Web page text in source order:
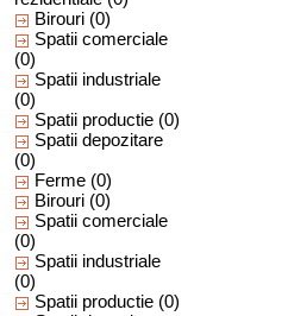
Birouri (0)
Spatii comerciale
(0)
Spatii industriale
(0)
Spatii productie (0)
Spatii depozitare
(0)
Ferme (0)
Birouri (0)
Spatii comerciale
(0)
Spatii industriale
(0)
Spatii productie (0)